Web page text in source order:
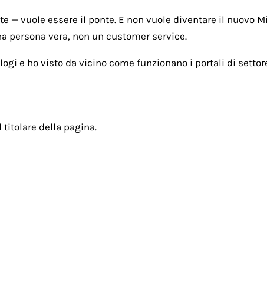
— vuole essere il ponte. E non vuole diventare il nuovo
persona vera, non un customer service.
e ho visto da vicino come funzionano i portali di
titolare della pagina.